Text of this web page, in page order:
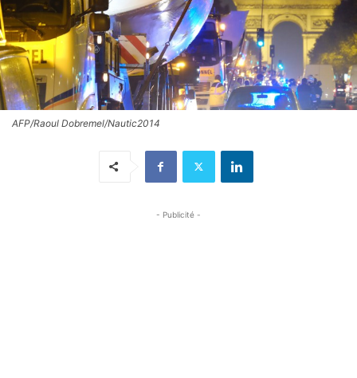
AFP/Raoul Dobremel/Nautic2014
- Publicité -